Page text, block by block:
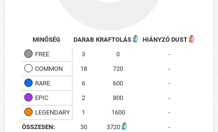
MINŐSÉG DARAB KRAFTOLÁS
HIÁNYZÓ DUST
FREE
3 0
-
COMMON
18 720
-
RARE
6 600
-
EPIC
2 800
-
LEGENDARY
1 1600
-
ÖSSZESEN:
30 3720
-